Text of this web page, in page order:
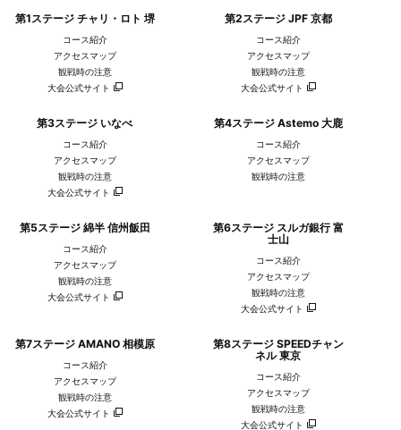
第1ステージ チャリ・ロト 堺
コース紹介
アクセスマップ
観戦時の注意
大会公式サイト
第2ステージ JPF 京都
コース紹介
アクセスマップ
観戦時の注意
大会公式サイト
第3ステージ いなべ
コース紹介
アクセスマップ
観戦時の注意
大会公式サイト
第4ステージ Astemo 大鹿
コース紹介
アクセスマップ
観戦時の注意
第5ステージ 綿半 信州飯田
コース紹介
アクセスマップ
観戦時の注意
大会公式サイト
第6ステージ スルガ銀行 富
士山
コース紹介
アクセスマップ
観戦時の注意
大会公式サイト
第7ステージ AMANO 相模原
コース紹介
アクセスマップ
観戦時の注意
大会公式サイト
第8ステージ SPEEDチャン
ネル 東京
コース紹介
アクセスマップ
観戦時の注意
大会公式サイト